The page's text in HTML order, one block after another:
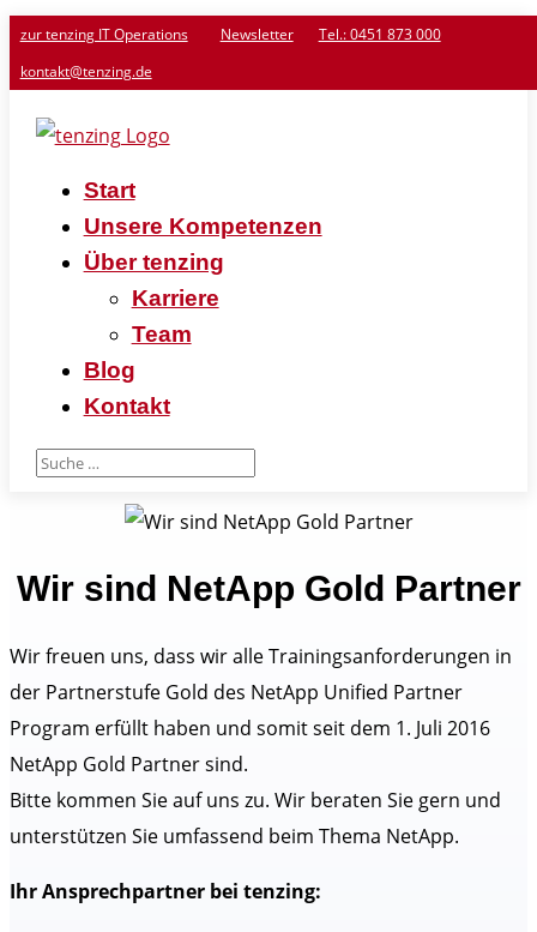
zur tenzing IT Operations Newsletter
Tel.: 0451 873 000
kontakt@tenzing.de
Start
Unsere Kompetenzen
Über tenzing
Karriere
Team
Blog
Kontakt
Wir sind NetApp Gold Partner
Wir freuen uns, dass wir alle Trainingsanforderungen in
der Partnerstufe Gold des NetApp Unified Partner
Program erfüllt haben und somit seit dem 1. Juli 2016
NetApp Gold Partner sind.
Bitte kommen Sie auf uns zu. Wir beraten Sie gern und
unterstützen Sie umfassend beim Thema NetApp.
Ihr Ansprechpartner bei tenzing: